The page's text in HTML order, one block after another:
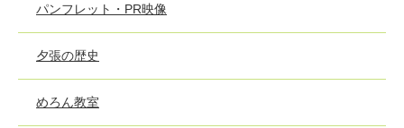
パンフレット・PR映像
夕張の歴史
めろん教室